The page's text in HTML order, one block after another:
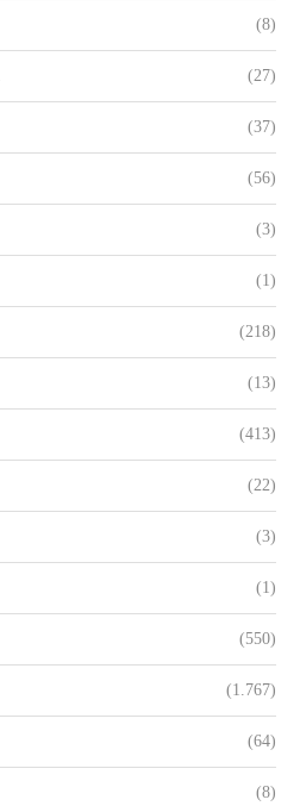
(8)
(27)
(37)
(56)
(3)
(1)
(218)
(13)
(413)
(22)
(3)
(1)
(550)
(1.767)
(64)
(8)